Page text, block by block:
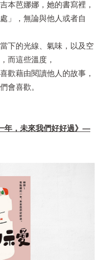
本芭娜娜，她的書寫裡，
」，無論與他人或者自
下的光線、氣味，以及空
而這些溫度，
歡藉由閱讀他人的故事，
會喜歡。
年，未來我們好好過》—